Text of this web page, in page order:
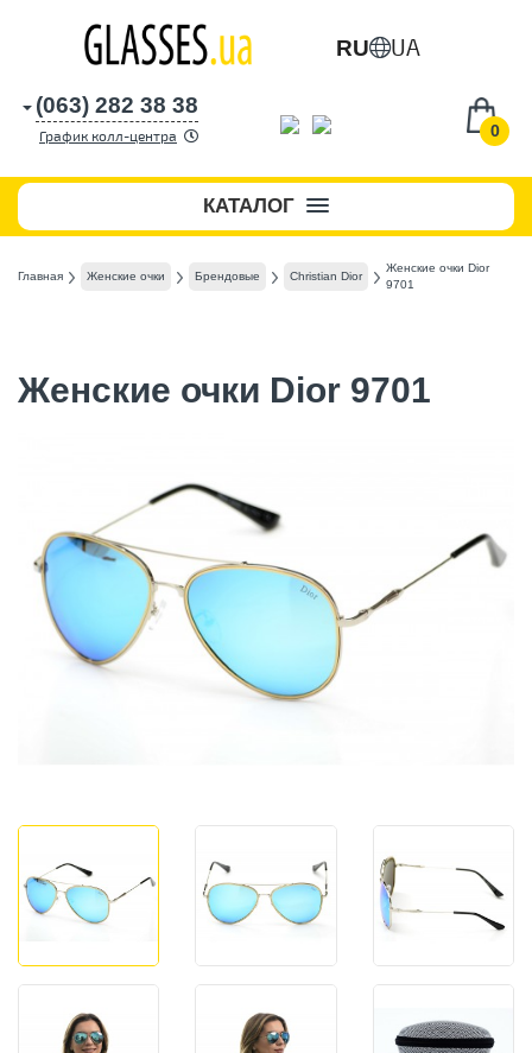
RU UA
0
(063) 282 38 38
График колл-центра
КАТАЛОГ
Главная Женские очки Брендовые Christian Dior
Женские очки Dior
9701
Женские очки Dior 9701